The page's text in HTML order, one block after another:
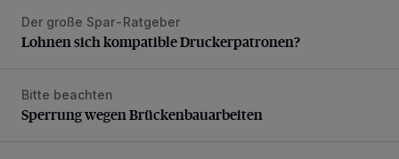
Lohnen sich kompatible Druckerpatronen?
Der große Spar-Ratgeber
Lohnen sich kompatible Druckerpatronen?
Sperrung wegen Brückenbauarbeiten
Bitte beachten
Sperrung wegen Brückenbauarbeiten